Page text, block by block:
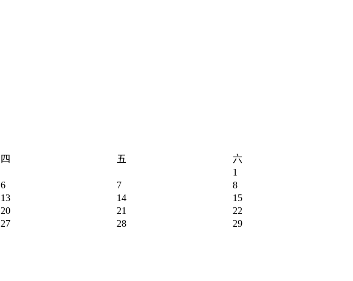
四 五
六
1
6 7
8
13 14
15
20 21
22
27 28
29